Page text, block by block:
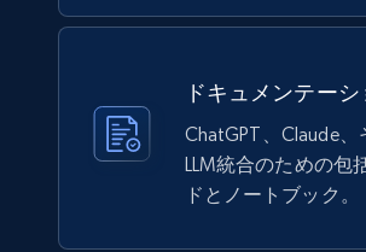
URL, Title, Available, Description,
price, Final price, Discount percent,
ドキュメンテーシ
ChatGPT、Claude、
LLM統合のための包
ドとノートブック。